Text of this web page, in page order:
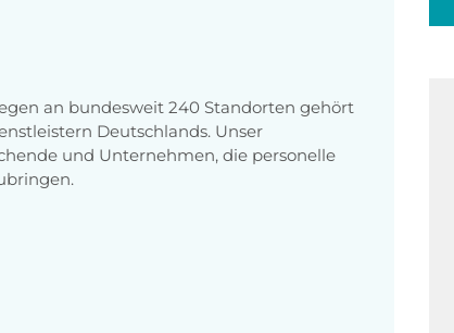
an bundesweit 240 Standorten gehört
Deutschlands. Unser
und Unternehmen, die personelle